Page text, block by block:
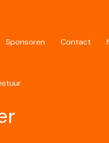
Sponsoren Contact